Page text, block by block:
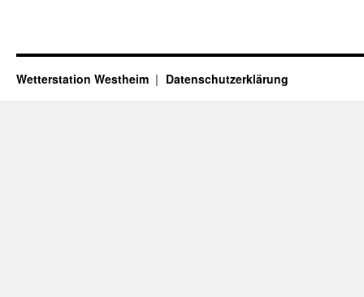
Wetterstation Westheim Datenschutzerklärung